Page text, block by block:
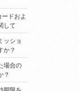
ドおよ
して
ッショ
か？
場合の
？